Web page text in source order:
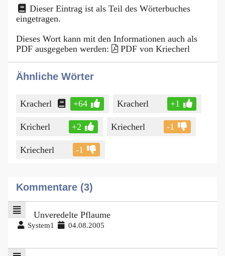
Dieser Eintrag ist als Teil des Wörterbuches
eingetragen.
Dieses Wort kann mit den Informationen auch als
PDF ausgegeben werden:
PDF von Kriecherl
Ähnliche Wörter
Kracherl +64 Kracherl +1
Kricherl +2 Kriecherl -1
Kriecherl -1
Kommentare (3)
Unveredelte Pflaume
System1 04.08.2005